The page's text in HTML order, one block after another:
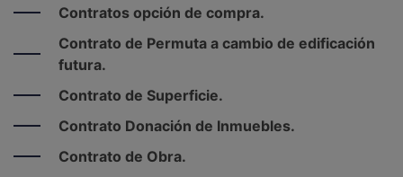
Contratos opción de compra.
Contrato de Permuta a cambio de edificación
futura.
Contrato de Superficie.
Contrato Donación de Inmuebles.
Contrato de Obra.